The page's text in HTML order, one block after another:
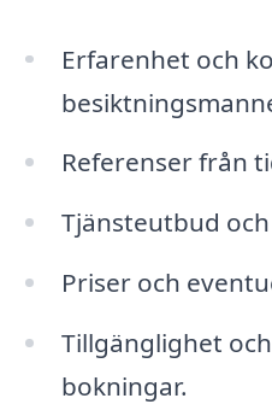
Erfarenhet och
Referenser från
Tjänsteutbud
Priser och
Tillgänglighet
bokningar.